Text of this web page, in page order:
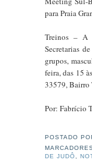
para Praia
Treinos – A
Secretarias
grupos,
feira, das 15
33579, Bairro
Por: Fabrício
POSTADO
DE JUDÔ,